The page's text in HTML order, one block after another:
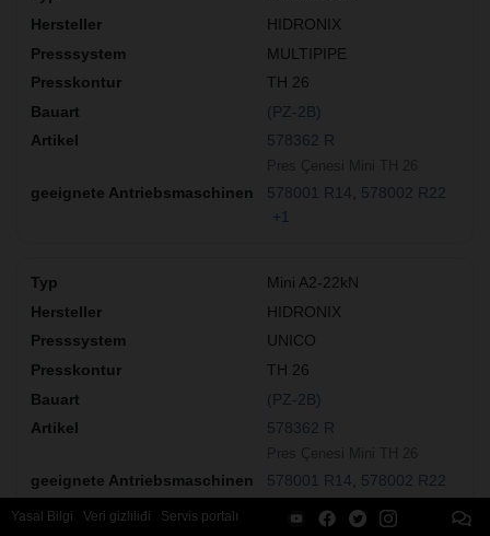
HIDRONIX
MULTIPIPE
TH 26
(PZ-2B)
578362 R
578001 R14
578002 R22
+1
Mini A2-22kN
HIDRONIX
UNICO
TH 26
(PZ-2B)
578362 R
578001 R14
578002 R22
Yasal Bilgi Veri gizliliđi Servis portalı